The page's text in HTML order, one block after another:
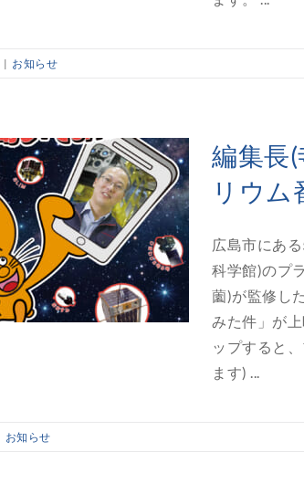
| お知らせ
編集長
リウム
広島市にあ
科学館)のプ
薗)が監修し
みた件」が
ップすると
ます) ...
お知らせ